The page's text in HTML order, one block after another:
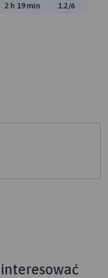
Średni czas potrzebny
2 h 19 min Ocena
1.2/6